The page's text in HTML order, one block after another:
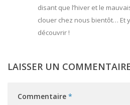
disant que l’hiver et le
clouer chez nous bientôt… Et
découvrir !
LAISSER UN
Commentaire *